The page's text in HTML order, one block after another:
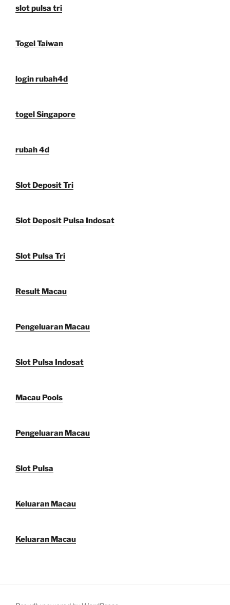
slot pulsa tri
Togel Taiwan
login rubah4d
togel Singapore
rubah 4d
Slot Deposit Tri
Slot Deposit Pulsa Indosat
Slot Pulsa Tri
Result Macau
Pengeluaran Macau
Slot Pulsa Indosat
Macau Pools
Pengeluaran Macau
Slot Pulsa
Keluaran Macau
Keluaran Macau